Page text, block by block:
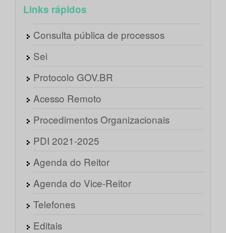
Links rápidos
Consulta pública de processos
Sei
Protocolo GOV.BR
Acesso Remoto
Procedimentos Organizacionais
PDI 2021-2025
Agenda do Reitor
Agenda do Vice-Reitor
Telefones
Editais